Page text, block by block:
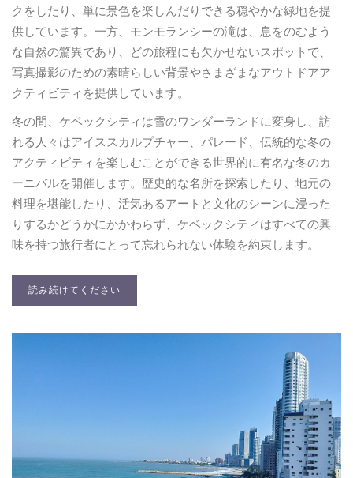
クをしたり、単に景色を楽しんだりできる穏やかな緑地を提
供しています。一方、モンモランシーの滝は、息をのむよう
な自然の驚異であり、どの旅程にも欠かせないスポットで、
写真撮影のための素晴らしい背景やさまざまなアウトドアア
クティビティを提供しています。
冬の間、ケベックシティは雪のワンダーランドに変身し、訪
れる人々はアイススカルプチャー、パレード、伝統的な冬の
アクティビティを楽しむことができる世界的に有名な冬のカ
ーニバルを開催します。歴史的な名所を探索したり、地元の
料理を堪能したり、活気あるアートと文化のシーンに浸った
りするかどうかにかかわらず、ケベックシティはすべての興
味を持つ旅行者にとって忘れられない体験を約束します。
読み続けてください